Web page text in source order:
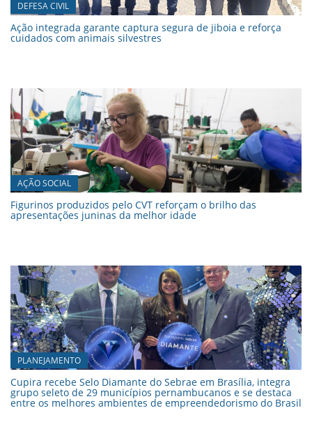
DEFESA CIVIL
Ação integrada garante captura segura de jiboia e reforça
cuidados com animais silvestres
AÇÃO SOCIAL
Figurinos produzidos pelo CVT reforçam o brilho das
apresentações juninas da melhor idade
PLANEJAMENTO
Cupira recebe Selo Diamante do Sebrae em Brasília, integra
grupo seleto de 29 municípios pernambucanos e se destaca
entre os melhores ambientes de empreendedorismo do Brasil